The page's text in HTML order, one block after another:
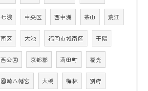
七隈 中央区 西中洲 茶山 荒江
南区 大池 福岡市城南区 干隈
西公園 京都郡 苅田町 稲光
國崎八幡宮 大橋 梅林 別府